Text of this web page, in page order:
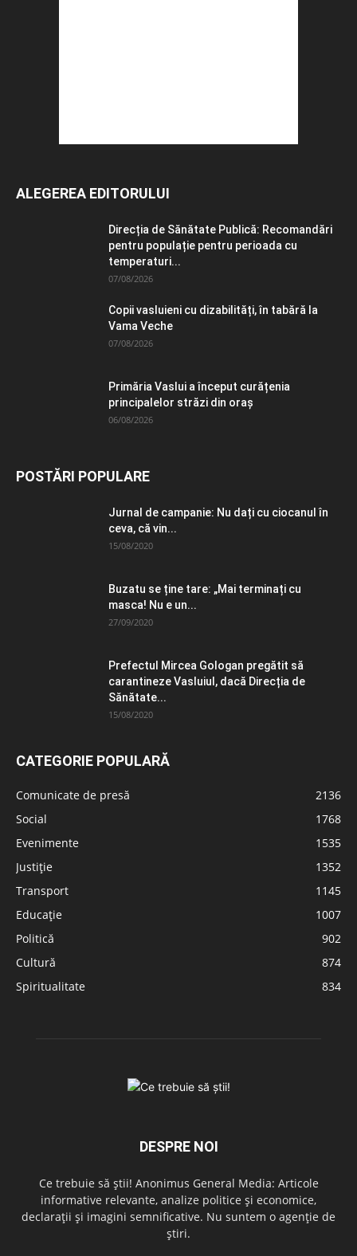
ALEGEREA EDITORULUI
Direcția de Sănătate Publică: Recomandări
pentru populație pentru perioada cu
temperaturi...
07/08/2026
Copii vasluieni cu dizabilități, în tabără la
Vama Veche
07/08/2026
Primăria Vaslui a început curățenia
principalelor străzi din oraș
06/08/2026
POSTĂRI POPULARE
Jurnal de campanie: Nu dați cu ciocanul în
ceva, că vin...
15/08/2020
Buzatu se ține tare: „Mai terminați cu
masca! Nu e un...
27/09/2020
Prefectul Mircea Gologan pregătit să
carantineze Vasluiul, dacă Direcția de
Sănătate...
15/08/2020
CATEGORIE POPULARĂ
Comunicate de presă
2136
Social
1768
Evenimente
1535
Justiție
1352
Transport
1145
Educație
1007
Politică
902
Cultură
874
Spiritualitate
834
DESPRE NOI
Ce trebuie să știi! Anonimus General Media: Articole
informative relevante, analize politice și economice,
declarații și imagini semnificative. Nu suntem o agenție de
știri.